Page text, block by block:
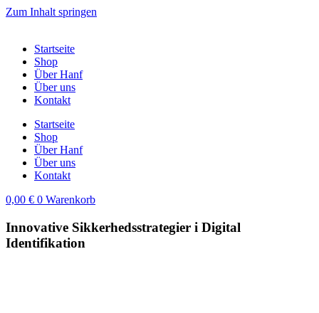
Zum Inhalt springen
Startseite
Shop
Über Hanf
Über uns
Kontakt
Startseite
Shop
Über Hanf
Über uns
Kontakt
0,00 € 0 Warenkorb
Innovative Sikkerhedsstrategier i Digital
Identifikation